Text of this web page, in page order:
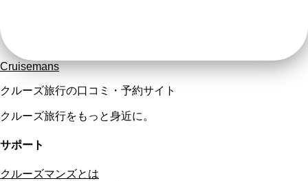
Cruisemans
クルーズ旅行の口コミ・予約サイト
クルーズ旅行をもっと身近に。
サポート
クルーズマンズとは